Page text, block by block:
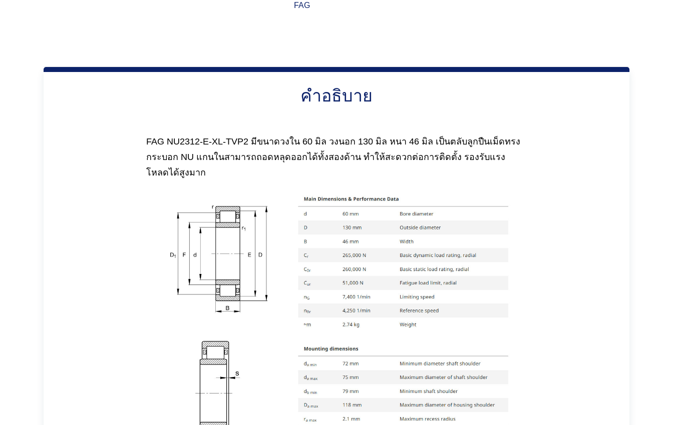
FAG
คำอธิบาย
FAG NU2312-E-XL-TVP2 มีขนาดวงใน 60 มิล วงนอก 130 มิล หนา 46 มิล เป็นตลับลูกปืนเม็ดทรง
กระบอก NU แกนในสามารถถอดหลุดออกได้ทั้งสองด้าน ทำให้สะดวกต่อการติดตั้ง รองรับแรง
โหลดได้สูงมาก